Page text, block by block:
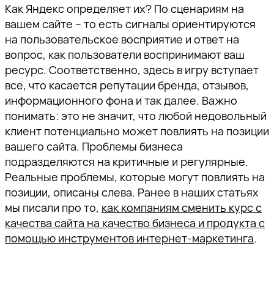
Как Яндекс определяет их? По сценариям на
вашем сайте – то есть сигналы ориентируются
на пользовательское восприятие и ответ на
вопрос, как пользователи воспринимают ваш
ресурс. Соответственно, здесь в игру вступает
все, что касается репутации бренда, отзывов,
информационного фона и так далее. Важно
понимать: это не значит, что любой недовольный
клиент потенциально может повлиять на позиции
вашего сайта. Проблемы бизнеса
подразделяются на критичные и регулярные.
Реальные проблемы, которые могут повлиять на
позиции, описаны слева. Ранее в наших статьях
мы писали про то, как компаниям сменить курс с
качества сайта на качество бизнеса и продукта с
помощью инструментов интернет-маркетинга.
Спасибо за подписку!
Спасибо за подписку!
Спасибо!
Наш специалист свяжется с вами в
ближайшее время.
Спасибо за подписку!